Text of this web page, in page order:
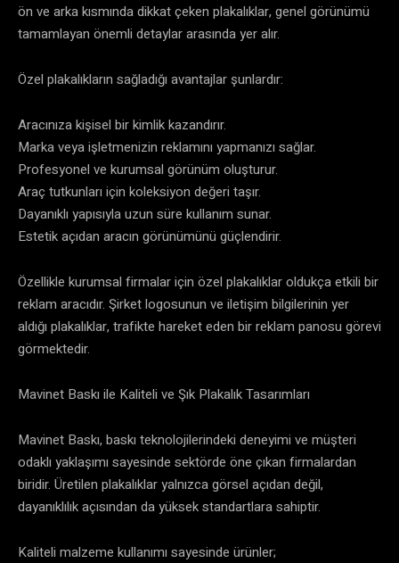
ön ve arka kısmında dikkat çeken plakalıklar, genel görünümü
tamamlayan önemli detaylar arasında yer alır.
Özel plakalıkların sağladığı avantajlar şunlardır:
Aracınıza kişisel bir kimlik kazandırır.
Marka veya işletmenizin reklamını yapmanızı sağlar.
Profesyonel ve kurumsal görünüm oluşturur.
Araç tutkunları için koleksiyon değeri taşır.
Dayanıklı yapısıyla uzun süre kullanım sunar.
Estetik açıdan aracın görünümünü güçlendirir.
Özellikle kurumsal firmalar için özel plakalıklar oldukça etkili bir
reklam aracıdır. Şirket logosunun ve iletişim bilgilerinin yer
aldığı plakalıklar, trafikte hareket eden bir reklam panosu görevi
görmektedir.
Mavinet Baskı ile Kaliteli ve Şık Plakalık Tasarımları
Mavinet Baskı, baskı teknolojilerindeki deneyimi ve müşteri
odaklı yaklaşımı sayesinde sektörde öne çıkan firmalardan
biridir. Üretilen plakalıklar yalnızca görsel açıdan değil,
dayanıklılık açısından da yüksek standartlara sahiptir.
Kaliteli malzeme kullanımı sayesinde ürünler;